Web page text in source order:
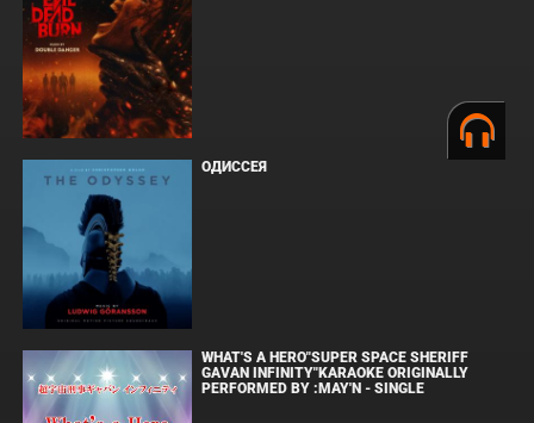
ОДИССЕЯ
WHAT'S A HERO"SUPER SPACE SHERIFF
GAVAN INFINITY"KARAOKE ORIGINALLY
PERFORMED BY :MAY'N - SINGLE